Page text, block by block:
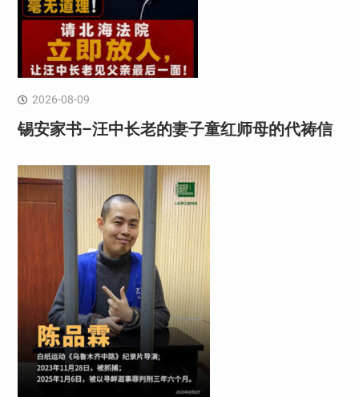
2026-08-09
锡安家书–汪中长老的妻子童红⁩师母的代祷信